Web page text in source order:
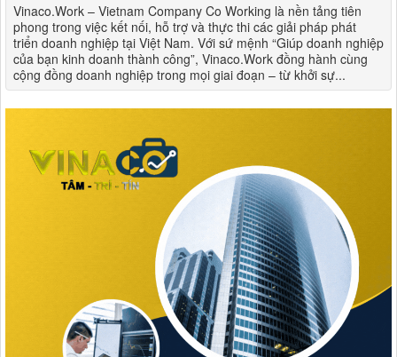
Vinaco.Work – Vietnam Company Co Working là nền tảng tiên
phong trong việc kết nối, hỗ trợ và thực thi các giải pháp phát
triển doanh nghiệp tại Việt Nam. Với sứ mệnh “Giúp doanh nghiệp
của bạn kinh doanh thành công”, Vinaco.Work đồng hành cùng
cộng đồng doanh nghiệp trong mọi giai đoạn – từ khởi sự...